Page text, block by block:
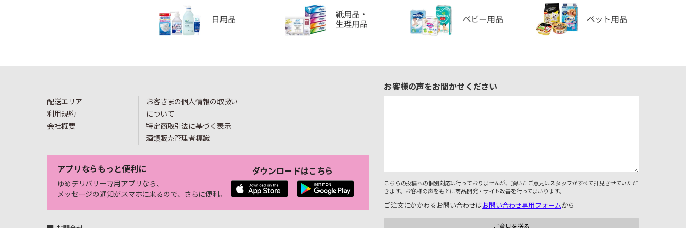
配送エリア
利用規約
会社概要
お客さまの個人情報の取扱い
について
特定商取引法に基づく表示
酒類販売管理者標識
アプリならもっと便利に
ゆめデリバリー専用アプリなら、
メッセージの通知がスマホに来るので、さらに便利。
ダウンロードはこちら
お客様の声をお聞かせください
こちらの投稿への個別対応は行っておりませんが、頂いたご意見はスタッフがすべて拝見させていただ
きます。お客様の声をもとに商品開発・サイト改善を行ってまいります。
ご注文にかかわるお問い合わせはお問い合わせ専用フォームから